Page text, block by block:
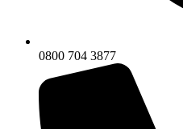
0800 704 3877